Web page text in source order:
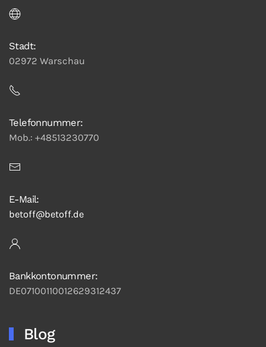
Stadt:
02972 Warschau
Telefonnummer:
Mob.: +48513230770
E-Mail:
betoff@betoff.de
Bankkontonummer:
DE07100110012629312437
Blog